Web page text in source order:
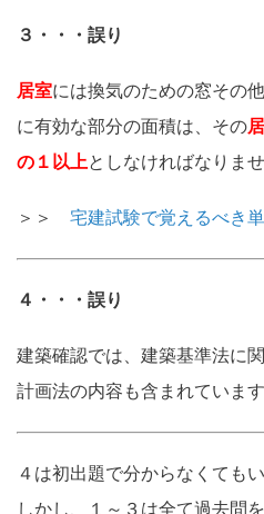
３・・・誤り
居室には換気のための窓その
に有効な部分の面積は、その
の１以上としなければなりませ
＞＞ 宅建試験で覚えるべき
４・・・誤り
建築確認では、建築基準法に
計画法の内容も含まれています
４は初出題で分からなくても
しかし、１～３は全て過去問